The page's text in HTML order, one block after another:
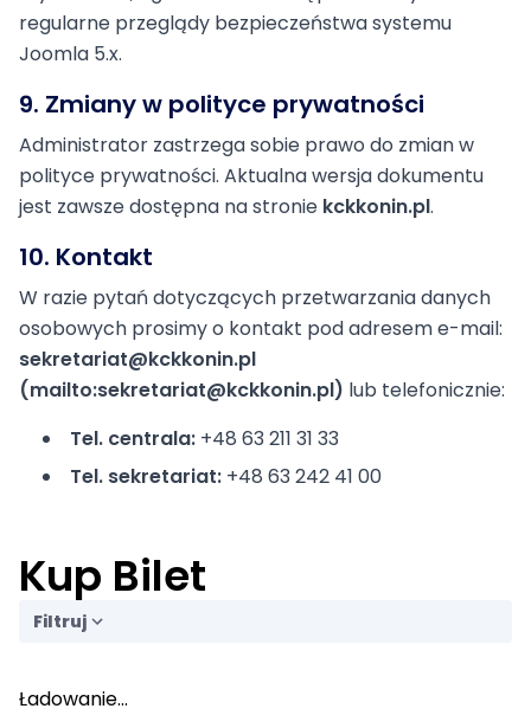
regularne przeglądy bezpieczeństwa systemu
Joomla 5.x.
9. Zmiany w polityce prywatności
Administrator zastrzega sobie prawo do zmian w
polityce prywatności. Aktualna wersja dokumentu
jest zawsze dostępna na stronie kckkonin.pl.
10. Kontakt
W razie pytań dotyczących przetwarzania danych
osobowych prosimy o kontakt pod adresem e-mail:
sekretariat@kckkonin.pl
(mailto:sekretariat@kckkonin.pl) lub telefonicznie:
Tel. centrala: +48 63 211 31 33
Tel. sekretariat: +48 63 242 41 00
Kup Bilet
Filtruj
Ładowanie...